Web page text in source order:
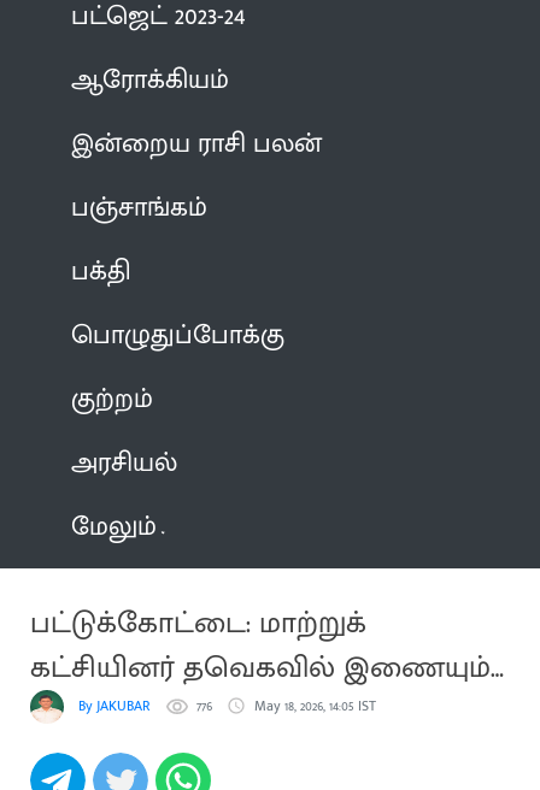
பட்ஜெட் 2023-24
ஆரோக்கியம்
இன்றைய ராசி பலன்
பஞ்சாங்கம்
பக்தி
பொழுதுப்போக்கு
குற்றம்
அரசியல்
மேலும்
பட்டுக்கோட்டை: மாற்றுக்
கட்சியினர் தவெகவில் இணையும்
விழாBy JAKUBAR 776 May 18, 2026, 14:05 IST